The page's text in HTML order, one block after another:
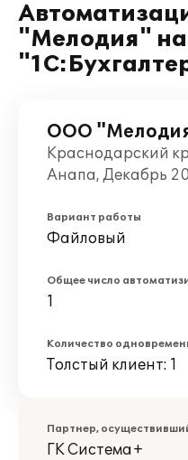
"Мелодия"
ООО
Краснодарский
Анапа, Декабрь
Вариант работы
Файловый
Общее число
1
Количество
Толстый клиент: 1
Партнер,
ГК Система+